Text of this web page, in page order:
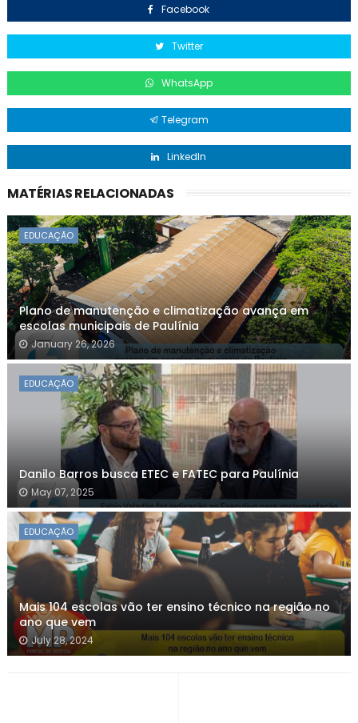
Facebook
Twitter
WhatsApp
Telegram
LinkedIn
MATÉRIAS RELACIONADAS
EDUCAÇÃO
Plano de manutenção e climatização avança em
escolas municipais de Paulínia
January 26, 2026
EDUCAÇÃO
Danilo Barros busca ETEC e FATEC para Paulínia
May 07, 2025
EDUCAÇÃO
Mais 104 escolas vão ter ensino técnico na região no
ano que vem
July 28, 2024